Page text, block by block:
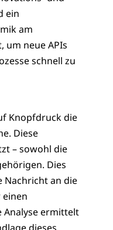
ein
am
um neue APIs
schnell zu
Knopfdruck die
Diese
– sowohl die
Dies
Nachricht an die
Analyse ermittelt